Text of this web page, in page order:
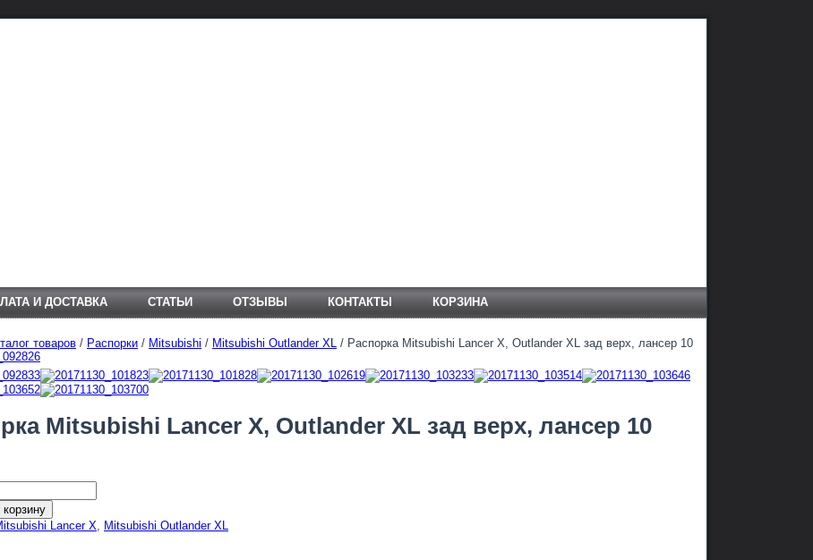
И ДОСТАВКА СТАТЬИ ОТЗЫВЫ КОНТАКТЫ КОРЗИНА
товаров / Распорки / Mitsubishi / Mitsubishi Outlander XL / Распорка Mitsubishi Lancer X, Outlander XL зад верх, лансер 10
Mitsubishi Lancer X, Outlander XL зад верх, лансер 10
Lancer X
Mitsubishi Outlander XL